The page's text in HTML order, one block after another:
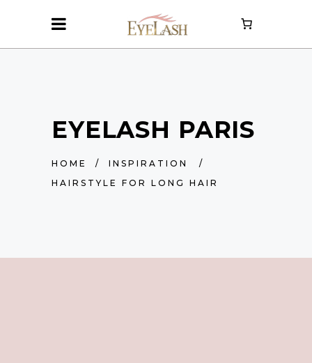
EYELASH PARIS
HOME / INSPIRATION
/
HAIRSTYLE FOR LONG HAIR